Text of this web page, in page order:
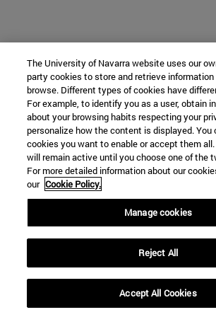
The University of Navarra website uses our
party cookies to store and retrieve information
browse. Different types of cookies have
For example, to identify you as a user, obtain
about your browsing habits respecting your
personalize how the content is displayed.
cookies you want to enable or accept them
will remain active until you choose one of the
For more detailed information about our
our Cookie Policy.
Manage cookies
Reject All
Accept All Cookies